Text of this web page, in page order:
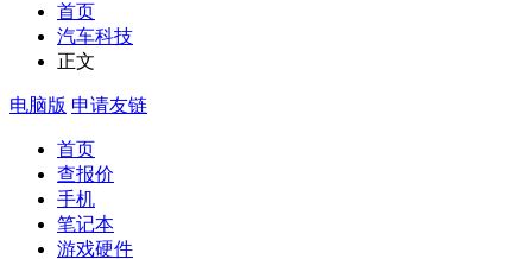
首页
汽车科技
正文
电脑版 申请友链
首页
查报价
手机
笔记本
游戏硬件